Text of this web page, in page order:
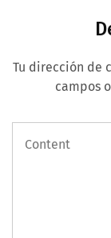
Tu dirección de
campos